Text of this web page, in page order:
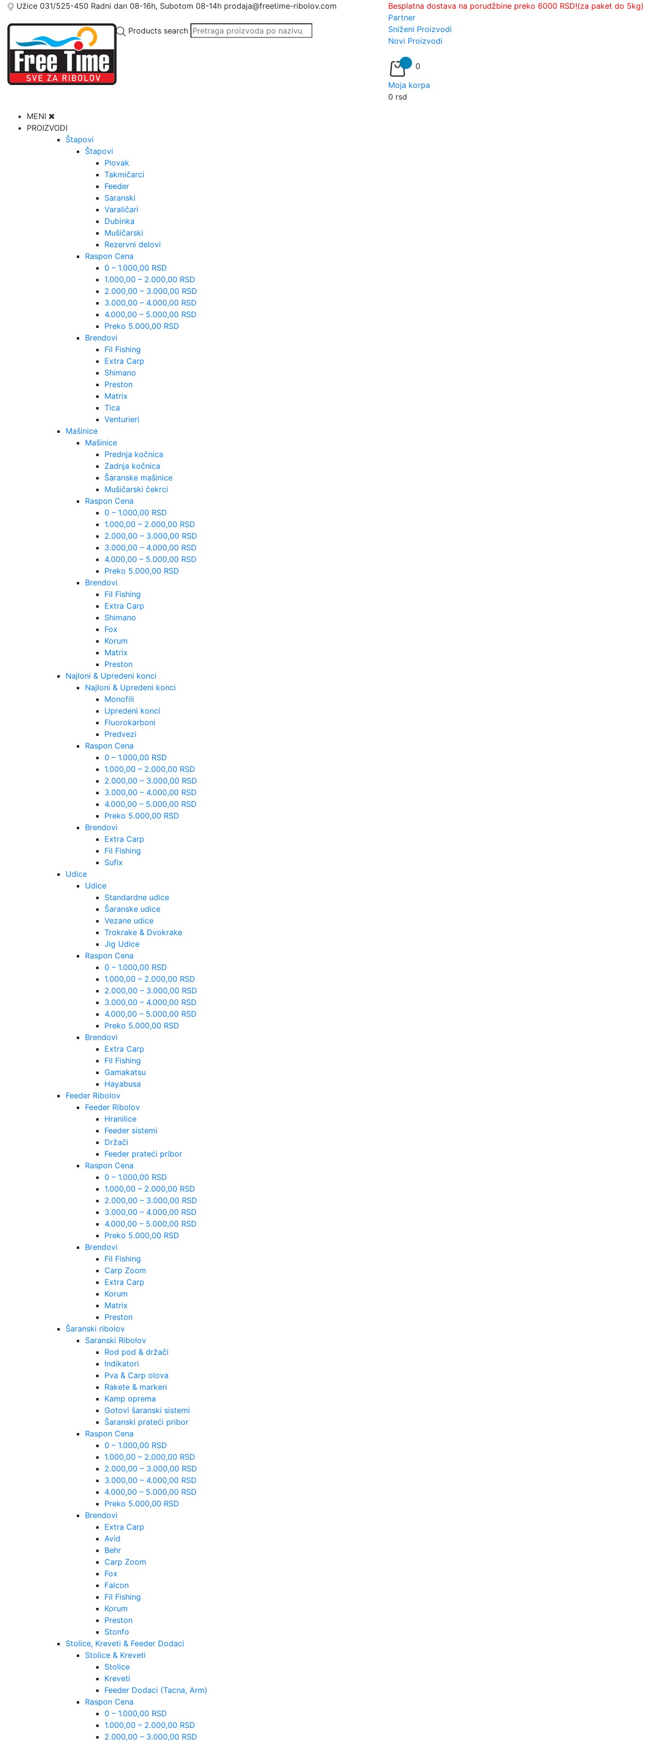
Užice 031/525-450 Radni dan 08-16h, Subotom 08-14h prodaja@freetime-ribolov.com
Besplatna dostava na porudžbine preko 6000 RSD!(za paket do 5kg)
Partner
Products search
Sniženi Proizvodi
Novi Proizvodi
0
Moja korpa
0 rsd
MENI
PROIZVODI
Štapovi
Štapovi
Plovak
Takmičarci
Feeder
Saranski
Varaličari
Dubinka
Mušičarski
Rezervni delovi
Raspon Cena
0 – 1.000,00 RSD
1.000,00 – 2.000,00 RSD
2.000,00 – 3.000,00 RSD
3.000,00 – 4.000,00 RSD
4.000,00 – 5.000,00 RSD
Preko 5.000,00 RSD
Brendovi
Fil Fishing
Extra Carp
Shimano
Preston
Matrix
Tica
Venturieri
Mašinice
Mašinice
Prednja kočnica
Zadnja kočnica
Šaranske mašinice
Mušičarski čekrci
Raspon Cena
0 – 1.000,00 RSD
1.000,00 – 2.000,00 RSD
2.000,00 – 3.000,00 RSD
3.000,00 – 4.000,00 RSD
4.000,00 – 5.000,00 RSD
Preko 5.000,00 RSD
Brendovi
Fil Fishing
Extra Carp
Shimano
Fox
Korum
Matrix
Preston
Najloni & Upredeni konci
Najloni & Upredeni konci
Monofili
Upredeni konci
Fluorokarboni
Predvezi
Raspon Cena
0 – 1.000,00 RSD
1.000,00 – 2.000,00 RSD
2.000,00 – 3.000,00 RSD
3.000,00 – 4.000,00 RSD
4.000,00 – 5.000,00 RSD
Preko 5.000,00 RSD
Brendovi
Extra Carp
Fil Fishing
Sufix
Udice
Udice
Standardne udice
Šaranske udice
Vezane udice
Trokrake & Dvokrake
Jig Udice
Raspon Cena
0 – 1.000,00 RSD
1.000,00 – 2.000,00 RSD
2.000,00 – 3.000,00 RSD
3.000,00 – 4.000,00 RSD
4.000,00 – 5.000,00 RSD
Preko 5.000,00 RSD
Brendovi
Extra Carp
Fil Fishing
Gamakatsu
Hayabusa
Feeder Ribolov
Feeder Ribolov
Hranilice
Feeder sistemi
Držači
Feeder prateći pribor
Raspon Cena
0 – 1.000,00 RSD
1.000,00 – 2.000,00 RSD
2.000,00 – 3.000,00 RSD
3.000,00 – 4.000,00 RSD
4.000,00 – 5.000,00 RSD
Preko 5.000,00 RSD
Brendovi
Fil Fishing
Carp Zoom
Extra Carp
Korum
Matrix
Preston
Šaranski ribolov
Saranski Ribolov
Rod pod & držači
Indikatori
Pva & Carp olova
Rakete & markeri
Kamp oprema
Gotovi šaranski sistemi
Šaranski prateći pribor
Raspon Cena
0 – 1.000,00 RSD
1.000,00 – 2.000,00 RSD
2.000,00 – 3.000,00 RSD
3.000,00 – 4.000,00 RSD
4.000,00 – 5.000,00 RSD
Preko 5.000,00 RSD
Brendovi
Extra Carp
Avid
Behr
Carp Zoom
Fox
Falcon
Fil Fishing
Korum
Preston
Stonfo
Stolice, Kreveti & Feeder Dodaci
Stolice & Kreveti
Stolice
Kreveti
Feeder Dodaci (Tacna, Arm)
Raspon Cena
0 – 1.000,00 RSD
1.000,00 – 2.000,00 RSD
2.000,00 – 3.000,00 RSD